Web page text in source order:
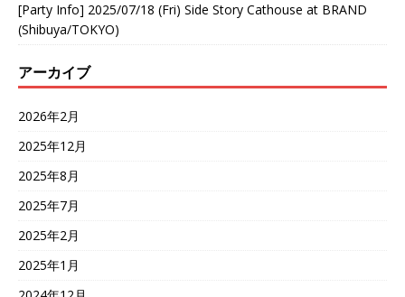
[Party Info] 2025/07/18 (Fri) Side Story Cathouse at BRAND
(Shibuya/TOKYO)
アーカイブ
2026年2月
2025年12月
2025年8月
2025年7月
2025年2月
2025年1月